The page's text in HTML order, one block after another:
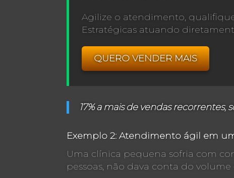
Agilize o atendimento,
Estratégicas atuando
QUERO VENDER MAIS
17% a mais de vendas
Exemplo 2: Atendimento ágil em
Uma clínica pequena sofria com
pessoas, não dava conta do